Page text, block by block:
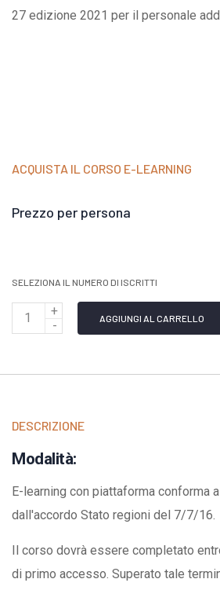
27 edizione 2021 per il personale
ACQUISTA IL CORSO E-LEARNING
Prezzo per persona
SELEZIONA IL NUMERO DI ISCRITTI
u
i
t
AGGIUNGI AL CARRELLO
DESCRIZIONE
Modalità:
E-learning con piattaforma conforma
dall'accordo Stato regioni del 7/7/16.
Il corso dovrà essere completato
di primo accesso. Superato tale